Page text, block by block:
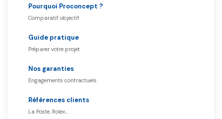
Pourquoi Proconcept ?
Comparatif objectif
Guide pratique
Préparer votre projet
Nos garanties
Engagements contractuels
Références clients
La Poste, Rolex…